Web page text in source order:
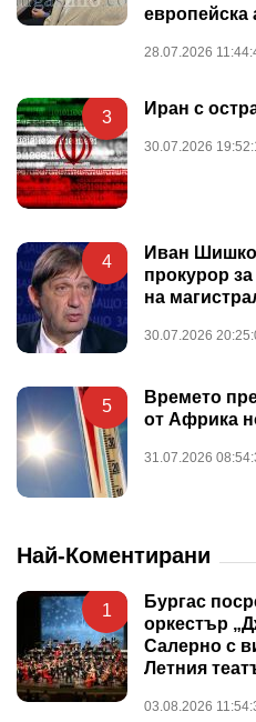
европейска
28.07.2026
3 Иран с
30.07.2026
4
Иван
прокурор
на
30.07.2026
5
Времето
от Африка
31.07.2026
Най-Коментирани
1
Бургас
оркестър
Салерно с
Летния
03.08.2026